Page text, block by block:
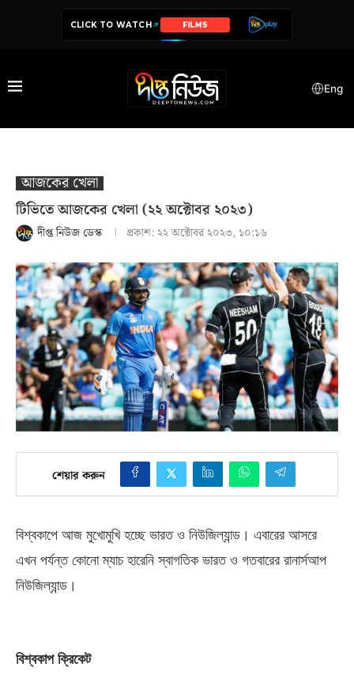
CLICK TO WATCH SERIES
Eng
আজকের খেলা
টিভিতে আজকের খেলা (২২ অক্টোবর ২০২৩)
দীপ্ত নিউজ ডেস্ক প্রকাশ: ২২ অক্টোবর ২০২৩, ১০:১৬
শেয়ার করুন
বিশ্বকাপে আজ মুখোমুখি হচ্ছে ভারত ও নিউজিল্যান্ড। এবারের আসরে
এখন পর্যন্ত কোনো ম্যাচ হারেনি স্বাগতিক ভারত ও গতবারের রানার্সআপ
নিউজিল্যান্ড।
বিশ্বকাপ ক্রিকেট